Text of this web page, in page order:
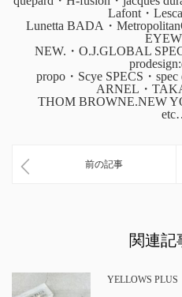
Lafont・
Lunetta BADA・
NEW.・O.J.GLOBAL
propo・Scye SPECS・
ARNEL・
THOM BROWNE.NEW
前の記事
関連記
YELLOWS PLUS